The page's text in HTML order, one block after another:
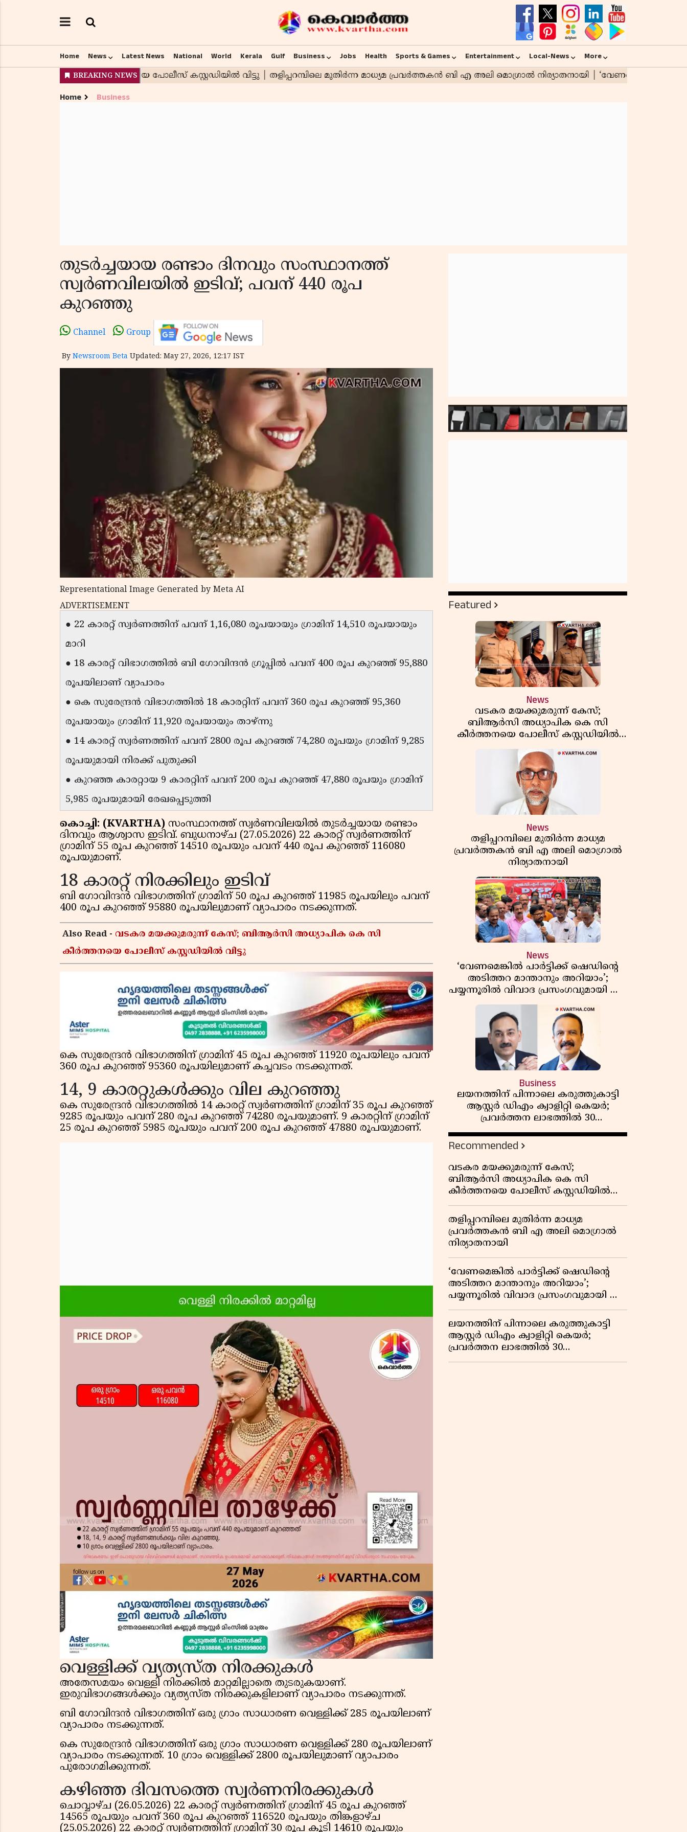
Home News Latest News National World Kerala Gulf Business Jobs Health Sports & Games Entertainment Local-News More
Home Business
തുടര്‍ച്ചയായ രണ്ടാം ദിനവും സംസ്ഥാനത്ത്
സ്വര്‍ണവിലയില്‍ ഇടിവ്; പവന് 440 രൂപ
കുറഞ്ഞു
Channel Group
By Newsroom Beta Updated: May 27, 2026, 12:17 IST
Representational Image Generated by Meta AI
ADVERTISEMENT
● 22 കാരറ്റ് സ്വര്‍ണത്തിന് പവന് 1,16,080 രൂപയായും ഗ്രാമിന് 14,510 രൂപയായും
മാറി
● 18 കാരറ്റ് വിഭാഗത്തില്‍ ബി ഗോവിന്ദന്‍ ഗ്രൂപ്പില്‍ പവന് 400 രൂപ കുറഞ്ഞ് 95,880
രൂപയിലാണ് വ്യാപാരം
● കെ സുരേന്ദ്രന്‍ വിഭാഗത്തില്‍ 18 കാരറ്റിന് പവന് 360 രൂപ കുറഞ്ഞ് 95,360
രൂപയായും ഗ്രാമിന് 11,920 രൂപയായും താഴ്ന്നു
● 14 കാരറ്റ് സ്വര്‍ണത്തിന് പവന് 2800 രൂപ കുറഞ്ഞ് 74,280 രൂപയും ഗ്രാമിന് 9,285
രൂപയുമായി നിരക്ക് പുതുക്കി
● കുറഞ്ഞ കാരറ്റായ 9 കാരറ്റിന് പവന് 200 രൂപ കുറഞ്ഞ് 47,880 രൂപയും ഗ്രാമിന്
5,985 രൂപയുമായി രേഖപ്പെടുത്തി
കൊച്ചി: (KVARTHA) സംസ്ഥാനത്ത് സ്വര്‍ണവിലയില്‍ തുടര്‍ച്ചയായ രണ്ടാം
ദിനവും ആശ്വാസ ഇടിവ്. ബുധനാഴ്ച (27.05.2026) 22 കാരറ്റ് സ്വര്‍ണത്തിന്
ഗ്രാമിന് 55 രൂപ കുറഞ്ഞ് 14510 രൂപയും പവന് 440 രൂപ കുറഞ്ഞ് 116080
രൂപയുമാണ്.
18 കാരറ്റ് നിരക്കിലും ഇടിവ്
ബി ഗോവിന്ദന്‍ വിഭാഗത്തിന് ഗ്രാമിന് 50 രൂപ കുറഞ്ഞ് 11985 രൂപയിലും പവന്
400 രൂപ കുറഞ്ഞ് 95880 രൂപയിലുമാണ് വ്യാപാരം നടക്കുന്നത്.
Also Read - വടകര മയക്കുമരുന്ന് കേസ്; ബിആർസി അധ്യാപിക കെ സി
കീർത്തനയെ പോലീസ് കസ്റ്റഡിയിൽ വിട്ടു
കെ സുരേന്ദ്രന്‍ വിഭാഗത്തിന് ഗ്രാമിന് 45 രൂപ കുറഞ്ഞ് 11920 രൂപയിലും പവന്
360 രൂപ കുറഞ്ഞ് 95360 രൂപയിലുമാണ് കച്ചവടം നടക്കുന്നത്.
14, 9 കാരറ്റുകള്‍ക്കും വില കുറഞ്ഞു
കെ സുരേന്ദ്രന്‍ വിഭാഗത്തില്‍ 14 കാരറ്റ് സ്വര്‍ണത്തിന് ഗ്രാമിന് 35 രൂപ കുറഞ്ഞ്
9285 രൂപയും പവന് 280 രൂപ കുറഞ്ഞ് 74280 രൂപയുമാണ്. 9 കാരറ്റിന് ഗ്രാമിന്
25 രൂപ കുറഞ്ഞ് 5985 രൂപയും പവന് 200 രൂപ കുറഞ്ഞ് 47880 രൂപയുമാണ്.
വെള്ളിക്ക് വ്യത്യസ്ത നിരക്കുകള്‍
അതേസമയം വെള്ളി നിരക്കില്‍ മാറ്റമില്ലാതെ തുടരുകയാണ്.
ഇരുവിഭാഗങ്ങള്‍ക്കും വ്യത്യസ്ത നിരക്കുകളിലാണ് വ്യാപാരം നടക്കുന്നത്.
ബി ഗോവിന്ദന്‍ വിഭാഗത്തിന് ഒരു ഗ്രാം സാധാരണ വെള്ളിക്ക് 285 രൂപയിലാണ്
വ്യാപാരം നടക്കുന്നത്.
കെ സുരേന്ദ്രന്‍ വിഭാഗത്തിന് ഒരു ഗ്രാം സാധാരണ വെള്ളിക്ക് 280 രൂപയിലാണ്
വ്യാപാരം നടക്കുന്നത്. 10 ഗ്രാം വെള്ളിക്ക് 2800 രൂപയിലുമാണ് വ്യാപാരം
പുരോഗമിക്കുന്നത്.
കഴിഞ്ഞ ദിവസത്തെ സ്വര്‍ണനിരക്കുകള്‍
ചൊവ്വാഴ്ച (26.05.2026) 22 കാരറ്റ് സ്വര്‍ണത്തിന് ഗ്രാമിന് 45 രൂപ കുറഞ്ഞ്
14565 രൂപയും പവന് 360 രൂപ കുറഞ്ഞ് 116520 രൂപയും തിങ്കളാഴ്ച
(25.05.2026) 22 കാരറ്റ് സ്വര്‍ണത്തിന് ഗ്രാമിന് 30 രൂപ കൂടി 14610 രൂപയും
Featured
News
വടകര മയക്കുമരുന്ന് കേസ്;
ബിആർസി അധ്യാപിക കെ സി
കീർത്തനയെ പോലീസ് കസ്റ്റഡിയിൽ
News
തളിപ്പറമ്പിലെ മുതിർന്ന മാധ്യമ
പ്രവർത്തകൻ ബി എ അലി മൊഗ്രാൽ
നിര്യാതനായി
News
‘വേണമെങ്കിൽ പാർട്ടിക്ക് ഷെഡിൻ്റെ
അടിത്തറ മാന്താനും അറിയാം’;
പയ്യന്നൂരിൽ വിവാദ പ്രസംഗവുമായി കെ
കെ രാഗേഷ്
Business
ലയനത്തിന് പിന്നാലെ കരുത്തുകാട്ടി
ആസ്റ്റർ ഡിഎം ക്വാളിറ്റി കെയർ;
പ്രവർത്തന ലാഭത്തിൽ 30
ശതമാനത്തിൻ്റെ വളർച്ച,
വരുമാനത്തിലും ലാഭത്തിലും വൻ
കുതിപ്പ് രേഖപ്പെടുത്തി ആദ്യ പാദ
റിപ്പോർട്ട് പുറത്ത്
Recommended
വടകര മയക്കുമരുന്ന് കേസ്;
ബിആർസി അധ്യാപിക കെ സി
കീർത്തനയെ പോലീസ് കസ്റ്റഡിയിൽ
വിട്ടു
തളിപ്പറമ്പിലെ മുതിർന്ന മാധ്യമ
പ്രവർത്തകൻ ബി എ അലി മൊഗ്രാൽ
നിര്യാതനായി
‘വേണമെങ്കിൽ പാർട്ടിക്ക് ഷെഡിൻ്റെ
അടിത്തറ മാന്താനും അറിയാം’;
പയ്യന്നൂരിൽ വിവാദ പ്രസംഗവുമായി കെ
കെ രാഗേഷ്
ലയനത്തിന് പിന്നാലെ കരുത്തുകാട്ടി
ആസ്റ്റർ ഡിഎം ക്വാളിറ്റി കെയർ;
പ്രവർത്തന ലാഭത്തിൽ 30
ശതമാനത്തിൻ്റെ വളർച്ച,